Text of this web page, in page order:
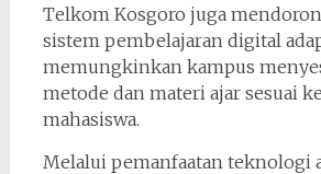
Telkom Kosgoro juga
sistem pembelajaran digital
memungkinkan kampus
metode dan materi ajar sesuai
mahasiswa.
Melalui pemanfaatan teknologi